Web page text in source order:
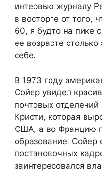
интервью журналу
в восторге от того,
60, я будто на пике
ее возрасте
себе.
В 1973 году
Сойер увидел
почтовых
Кристи, которая
США, а во Францию
образование. Сойер
постановочных
заинтересовался